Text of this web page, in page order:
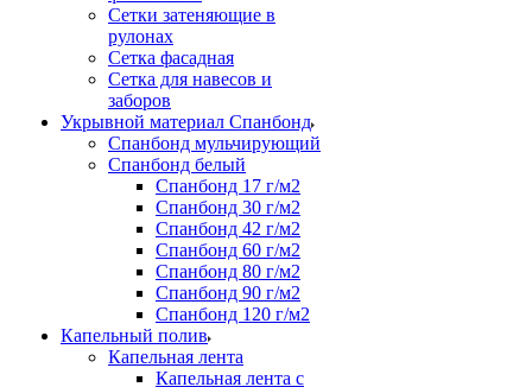
Сетки затеняющие в
рулонах
Сетка фасадная
Сетка для навесов и
заборов
Укрывной материал Спанбонд
Спанбонд мульчирующий
Спанбонд белый
Спанбонд 17 г/м2
Спанбонд 30 г/м2
Спанбонд 42 г/м2
Спанбонд 60 г/м2
Спанбонд 80 г/м2
Спанбонд 90 г/м2
Спанбонд 120 г/м2
Капельный полив
Капельная лента
Капельная лента с